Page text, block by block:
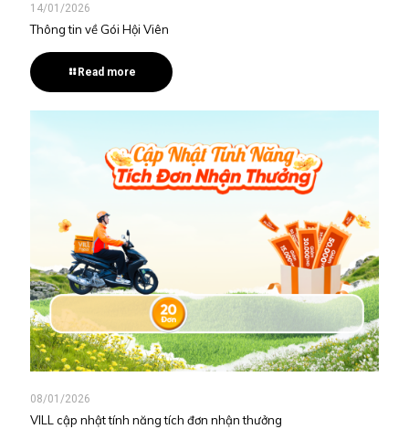
14/01/2026
Thông tin về Gói Hội Viên
Read more
08/01/2026
VILL cập nhật tính năng tích đơn nhận thưởng